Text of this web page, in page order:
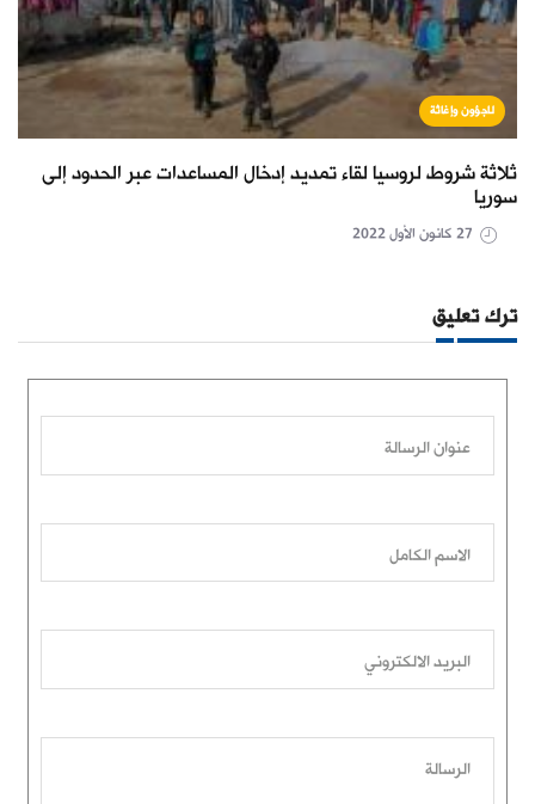
لاجؤون وإغاثة
ثلاثة شروط لروسيا لقاء تمديد إدخال المساعدات عبر الحدود إلى
سوريا
ترك تعليق
عنوان الرسالة
الاسم الكامل
البريد الالكتروني
الرسالة